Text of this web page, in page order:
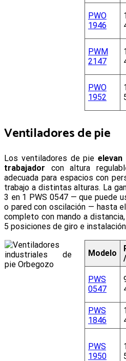
PWO
1946
PWM
2147
PWO
1952
Ventiladores de pie
Los ventiladores de pie
trabajador con altura
adecuada para espacios con
trabajo a distintas alturas. La
3 en 1 PWS 0547 — que puede
o pared con oscilación — hasta
completo con mando a
5 posiciones de giro e
Modelo
PWS
0547
PWS
1846
PWS
1950